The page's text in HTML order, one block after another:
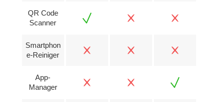
QR Code
Scanner
Smartphon
e-Reiniger
App-
Manager